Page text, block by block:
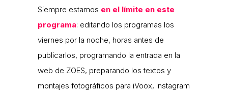
Siempre estamos en el límite en este
programa: editando los programas los
viernes por la noche, horas antes de
publicarlos, programando la entrada en la
web de ZOES, preparando los textos y
montajes fotográficos para iVoox, Instagram